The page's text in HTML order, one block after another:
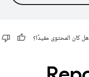
هل كان المحتوى مفيدًا؟